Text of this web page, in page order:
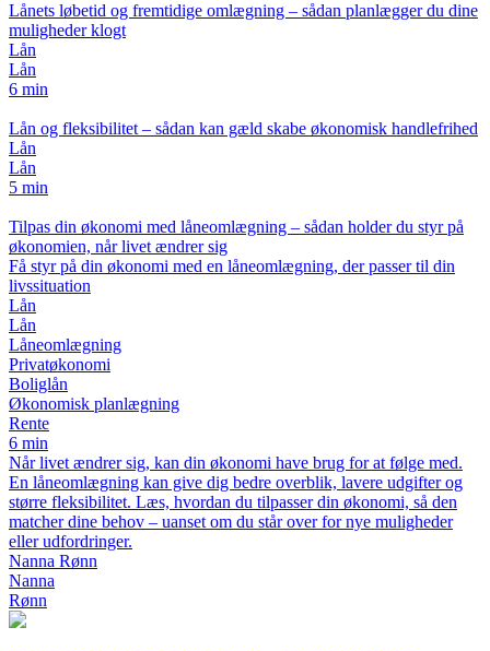
Lånets løbetid og fremtidige omlægning – sådan planlægger du dine
muligheder klogt
Lån
Lån
6 min
Lån og fleksibilitet – sådan kan gæld skabe økonomisk handlefrihed
Lån
Lån
5 min
Tilpas din økonomi med låneomlægning – sådan holder du styr på
økonomien, når livet ændrer sig
Få styr på din økonomi med en låneomlægning, der passer til din
livssituation
Lån
Lån
Låneomlægning
Privatøkonomi
Boliglån
Økonomisk planlægning
Rente
6 min
Når livet ændrer sig, kan din økonomi have brug for at følge med.
En låneomlægning kan give dig bedre overblik, lavere udgifter og
større fleksibilitet. Læs, hvordan du tilpasser din økonomi, så den
matcher dine behov – uanset om du står over for nye muligheder
eller udfordringer.
Nanna Rønn
Nanna
Rønn